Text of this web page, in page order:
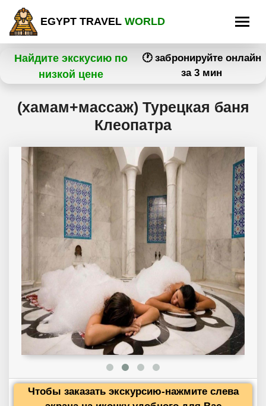
EGYPT TRAVEL WORLD
Найдите экскусию по
низкой цене
🕐 забронируйте онлайн
за 3 мин
(хамам+массаж) Турецкая баня
Клеопатра
Чтобы заказать экскурсию-нажмите слева